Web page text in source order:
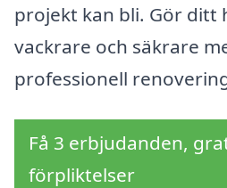
projekt kan bli. Gör ditt
vackrare och säkrare
professionell
Få 3 erbjudanden,
förpliktelser